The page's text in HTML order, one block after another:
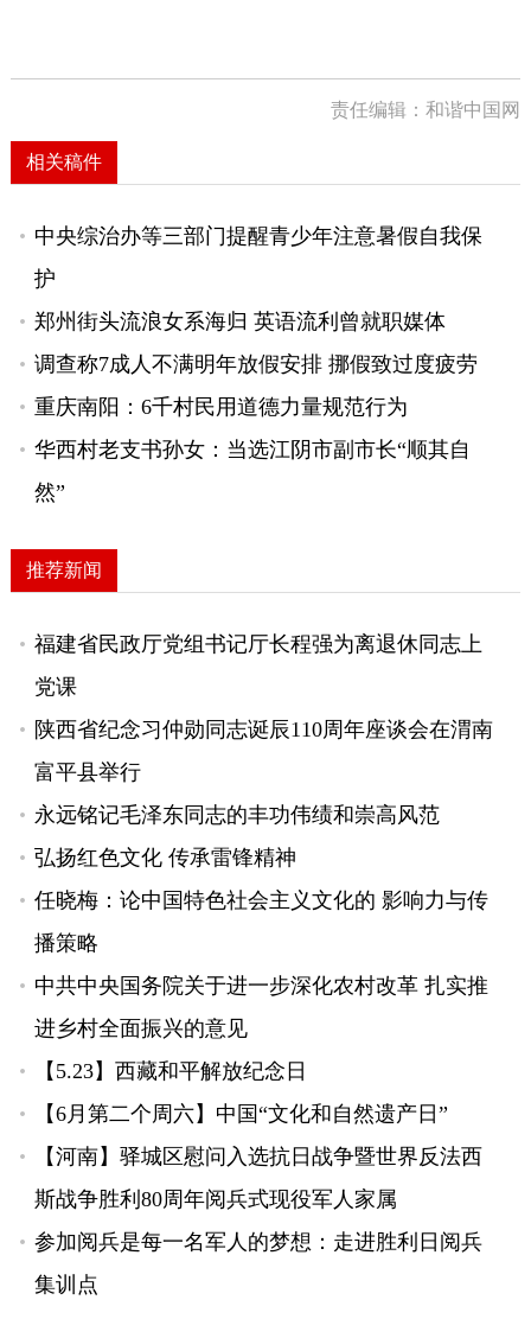
责任编辑：和谐中国网
相关稿件
中央综治办等三部门提醒青少年注意暑假自我保
护
郑州街头流浪女系海归 英语流利曾就职媒体
调查称7成人不满明年放假安排 挪假致过度疲劳
重庆南阳：6千村民用道德力量规范行为
华西村老支书孙女：当选江阴市副市长“顺其自
然”
推荐新闻
福建省民政厅党组书记厅长程强为离退休同志上
党课
陕西省纪念习仲勋同志诞辰110周年座谈会在渭南
富平县举行
永远铭记毛泽东同志的丰功伟绩和崇高风范
弘扬红色文化 传承雷锋精神
任晓梅：论中国特色社会主义文化的 影响力与传
播策略
中共中央国务院关于进一步深化农村改革 扎实推
进乡村全面振兴的意见
【5.23】西藏和平解放纪念日
【6月第二个周六】中国“文化和自然遗产日”
【河南】驿城区慰问入选抗日战争暨世界反法西
斯战争胜利80周年阅兵式现役军人家属
参加阅兵是每一名军人的梦想：走进胜利日阅兵
集训点